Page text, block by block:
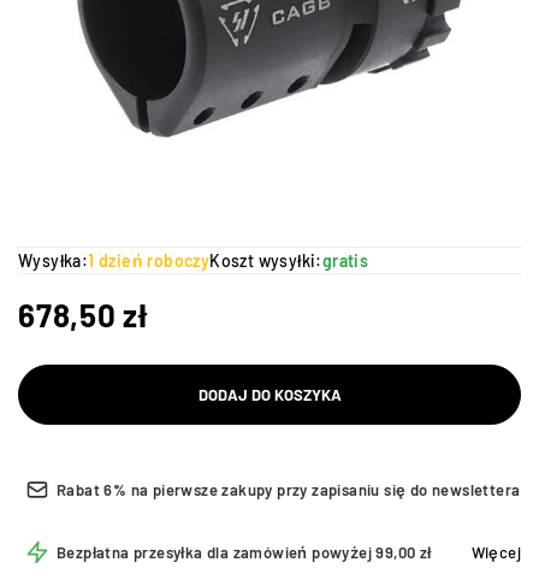
Wysyłka:1 dzień roboczyKoszt wysyłki:gratis
678,50zł
DODAJ DO KOSZYKA
Rabat 6% na pierwsze zakupy przy zapisaniu się do newslettera
Bezpłatna przesyłka dla zamówień powyżej 99,00 zł Więcej